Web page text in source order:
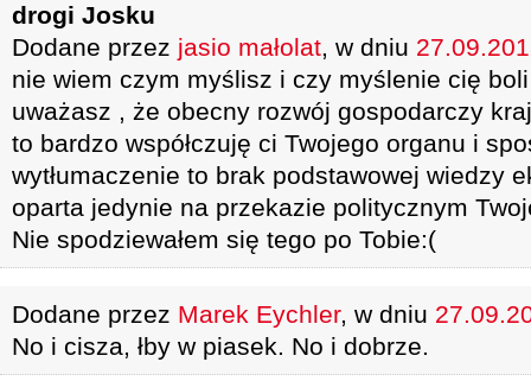
drogi Josku
Dodane przez jasio małolat, w dniu
nie wiem czym myślisz i czy myślenie cię
uważasz , że obecny rozwój gospodarczy
to bardzo współczuję ci Twojego organu i
wytłumaczenie to brak podstawowej wiedzy
oparta jedynie na przekazie politycznym
Nie spodziewałem się tego po Tobie:(
Dodane przez Marek Eychler, w dniu
No i cisza, łby w piasek. No i dobrze.